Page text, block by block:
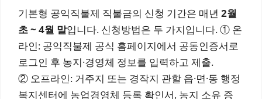
기본형 공익직불제 직불금의 신청 기간은 매년 2월
초 ~ 4월 말입니다. 신청방법은 두 가지입니다. ① 온
라인: 공익직불제 공식 홈페이지에서 공동인증서로
로그인 후 농지·경영체 정보를 입력하고 제출.
② 오프라인: 거주지 또는 경작지 관할 읍·면·동 행정
복지센터에 농업경영체 등록 확인서, 농지 소유 증